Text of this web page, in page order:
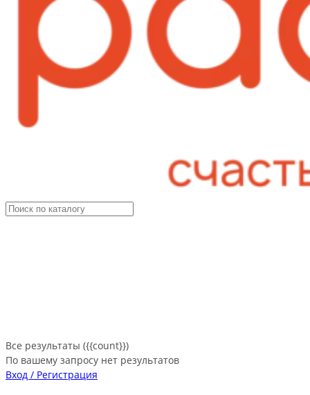
Все результаты ({{count}})
По вашему запросу нет результатов
Вход / Регистрация